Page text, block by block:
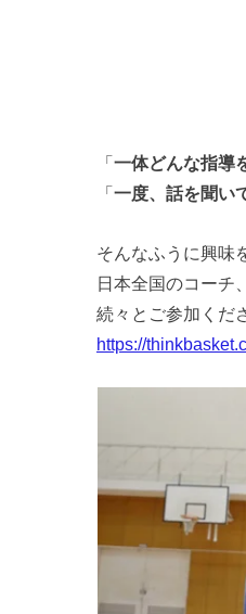
「一体どんな指導
「一度、話を聞い
そんなふうに興味
日本全国のコーチ
続々とご参加くだ
https://